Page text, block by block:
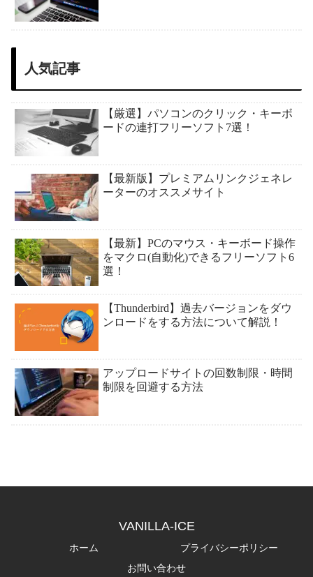
人気記事
【厳選】パソコンのクリック・キーボ
ードの連打フリーソフト7選！
【最新版】プレミアムリンクジェネレ
ーターのオススメサイト
【最新】PCのマウス・キーボード操作
をマクロ(自動化)できるフリーソフト6
選！
【Thunderbird】過去バージョンをダウ
ンロードをする方法について解説！
アップロードサイトの回数制限・時間
制限を回避する方法
VANILLA-ICE
ホーム
プライバシーポリシー
お問い合わせ